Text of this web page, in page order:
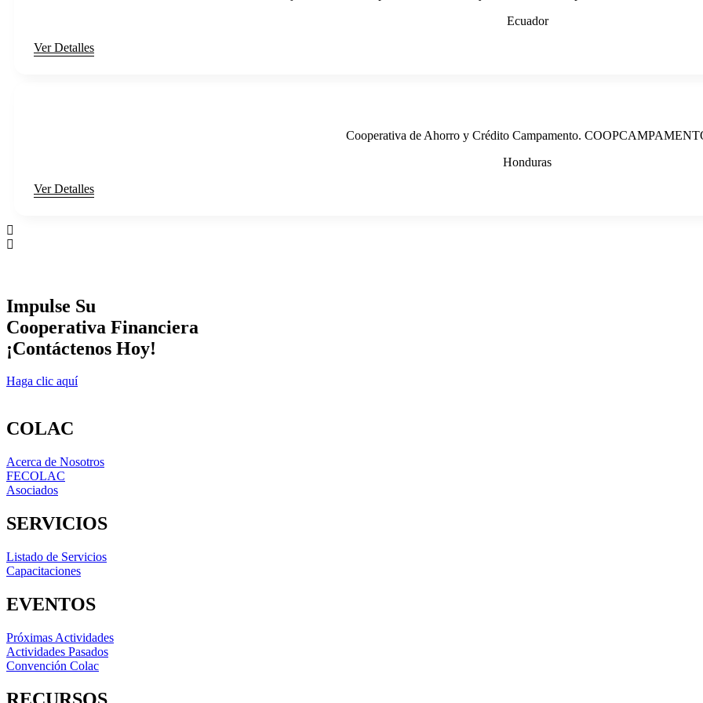
Ecuador
Ver Detalles
Cooperativa de Ahorro y Crédito Campamento.
Honduras
Ver Detalles
Impulse Su
Cooperativa Financiera
¡Contáctenos Hoy!
Haga clic aquí
COLAC
Acerca de Nosotros
FECOLAC
Asociados
SERVICIOS
Listado de Servicios
Capacitaciones
EVENTOS
Próximas Actividades
Actividades Pasados
Convención Colac
RECURSOS